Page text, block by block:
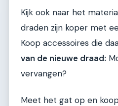
Kijk ook naar het
draden zijn koper met
Koop accessoires die
van de nieuwe draad:
vervangen?
Meet het gat op en